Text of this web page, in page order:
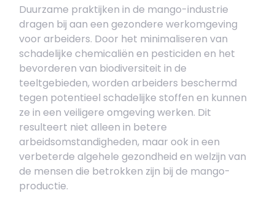
Duurzame praktijken in de mango-industrie
dragen bij aan een gezondere werkomgeving
voor arbeiders. Door het minimaliseren van
schadelijke chemicaliën en pesticiden en het
bevorderen van biodiversiteit in de
teeltgebieden, worden arbeiders beschermd
tegen potentieel schadelijke stoffen en kunnen
ze in een veiligere omgeving werken. Dit
resulteert niet alleen in betere
arbeidsomstandigheden, maar ook in een
verbeterde algehele gezondheid en welzijn van
de mensen die betrokken zijn bij de mango-
productie.